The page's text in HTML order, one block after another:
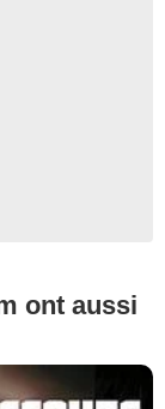
ont aussi